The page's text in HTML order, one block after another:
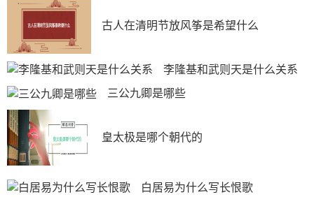
古人在清明节放风筝是希望什么
李隆基和武则天是什么关系
三公九卿是哪些
皇太极是哪个朝代的
白居易为什么写长恨歌